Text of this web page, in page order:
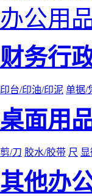
办公用
财务行
印台/印油/印泥 单据/
桌面用
剪/刀 胶水/胶带 尺
其他办